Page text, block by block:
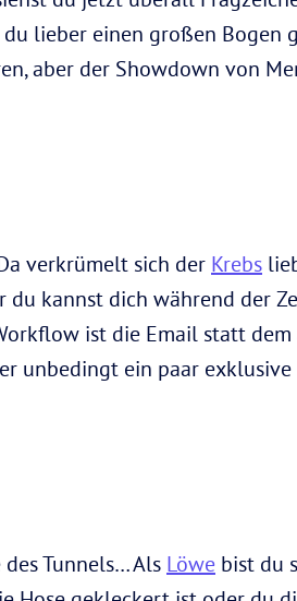
lieber einen großen Bogen
aber der Showdown von
verkrümelt sich der Krebs
du kannst dich während der
ist die Email statt
unbedingt ein paar exklusive
Tunnels… Als Löwe bist du